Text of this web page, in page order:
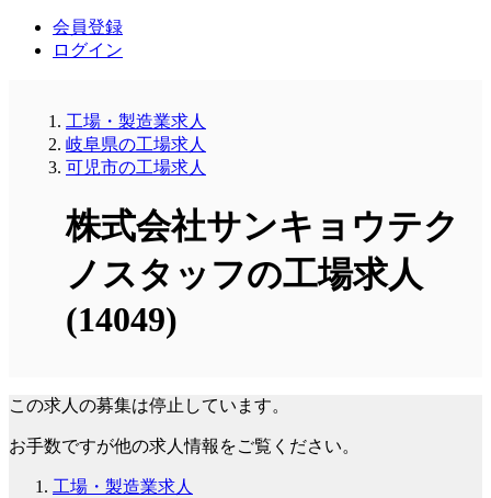
会員登録
ログイン
工場・製造業求人
岐阜県の工場求人
可児市の工場求人
株式会社サンキョウテク
ノスタッフの工場求人
(14049)
この求人の募集は停止しています。
お手数ですが他の求人情報をご覧ください。
工場・製造業求人